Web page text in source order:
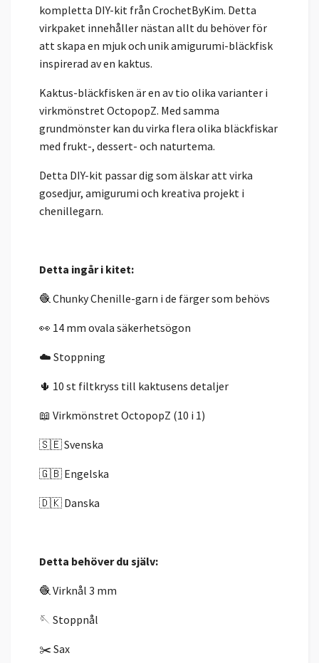
kompletta DIY-kit från CrochetByKim. Detta
virkpaket innehåller nästan allt du behöver för
att skapa en mjuk och unik amigurumi-bläckfisk
inspirerad av en kaktus.
Kaktus-bläckfisken är en av tio olika varianter i
virkmönstret OctopopZ. Med samma
grundmönster kan du virka flera olika bläckfiskar
med frukt-, dessert- och naturtema.
Detta DIY-kit passar dig som älskar att virka
gosedjur, amigurumi och kreativa projekt i
chenillegarn.
Detta ingår i kitet:
🧶 Chunky Chenille-garn i de färger som behövs
👀 14 mm ovala säkerhetsögon
☁️ Stoppning
🌵 10 st filtkryss till kaktusens detaljer
📖 Virkmönstret OctopopZ (10 i 1)
🇸🇪 Svenska
🇬🇧 Engelska
🇩🇰 Danska
Detta behöver du själv:
🧶 Virknål 3 mm
🪡 Stoppnål
✂️ Sax